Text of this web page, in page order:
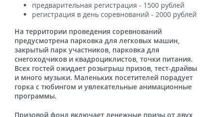
предварительная регистрация - 1500 рублей
регистрация в день соревнований - 2000 рублей
На территории проведения соревнований
предусмотрена парковка для легковых машин,
закрытый парк участников, парковка для
снегоходчиков и квадроциклистов, точки питания.
Всех гостей ожидает розыгрыш призов, тест-драйвы
и много музыки. Маленьких посетителей порадует
горка с тюбингом и увлекательные анимационные
программы.
Призовой фонд включает денежные призы от двух